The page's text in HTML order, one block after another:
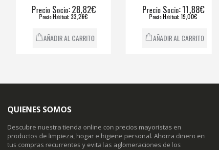
recioS ocio: 28,82€
recioHabitual: 33,26€
AÑADIR AL CARRITO
recioS ocio: 11,88€
recioHabitual: 19,00€
AÑADIR AL CARRITO
QUIENES SOMOS
Descubre nuestra tienda online con precios mayoristas en
productos de limpieza, hogar e higiene personal. Ahorra dinero en
tus compras recurrentes y evita las aglomeraciones de los